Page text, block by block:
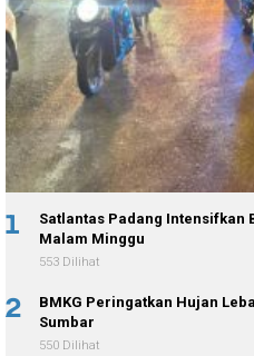
1
Satlantas Padang Intensifkan
Malam Minggu
553 Dilihat
2
BMKG Peringatkan Hujan
Sumbar
550 Dilihat